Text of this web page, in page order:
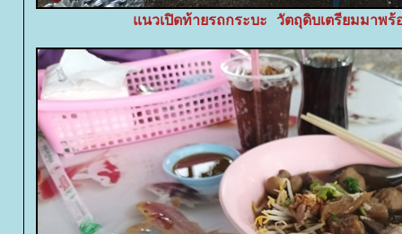
นวเปิดท้ายรถกระบะ วัตถุดิบเตรียมมาพร้